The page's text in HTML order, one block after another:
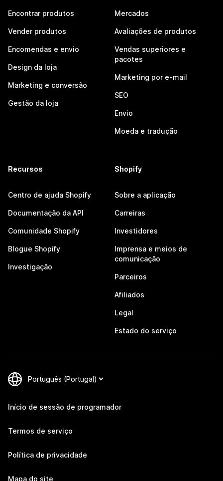
Encontrar produtos
Vender produtos
Encomendas e envio
Design da loja
Marketing e conversão
Gestão da loja
Mercados
Avaliações de produtos
Vendas superiores e
pacotes
Marketing por e-mail
SEO
Envio
Moeda e tradução
Recursos
Centro de ajuda Shopify
Documentação da API
Comunidade Shopify
Blogue Shopify
Investigação
Shopify
Sobre a aplicação
Carreiras
Investidores
Imprensa e meios de
comunicação
Parceiros
Afiliados
Legal
Estado do serviço
Início de sessão de programador
Termos de serviço
Política de privacidade
Mapa do site